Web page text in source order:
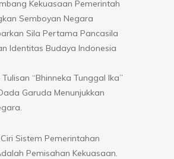
Kekuasaan Pemerintah
Semboyan Negara
Sila Pertama Pancasila
Identitas Budaya Indonesia
“Bhinneka Tunggal Ika”
Garuda Menunjukkan
Sistem Pemerintahan
Pemisahan Kekuasaan.